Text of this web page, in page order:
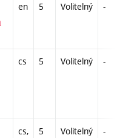
en 5 Volitelný -
cs 5 Volitelný -
cs,
5 Volitelný -